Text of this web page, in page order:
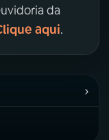
da
aqui.
›